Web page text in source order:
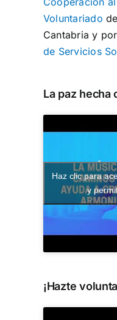
Voluntariado
Cantabria y
de Servicios
La paz hecha
Haz clic para
y
¡Hazte